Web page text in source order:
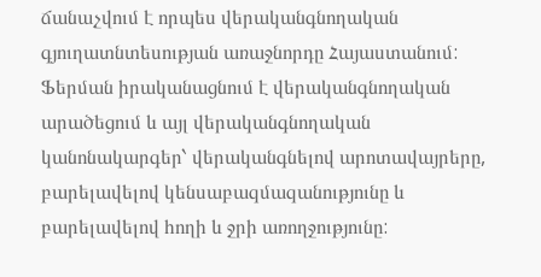
ճանաչվում է որպես վերականգնողական
գյուղատնտեսության առաջնորդը Հայաստանում:
Ֆերման իրականացնում է վերականգնողական
արածեցում և այլ վերականգնողական
կանոնակարգեր՝ վերականգնելով արոտավայրերը,
բարելավելով կենսաբազմազանությունը և
բարելավելով հողի և ջրի առողջությունը: